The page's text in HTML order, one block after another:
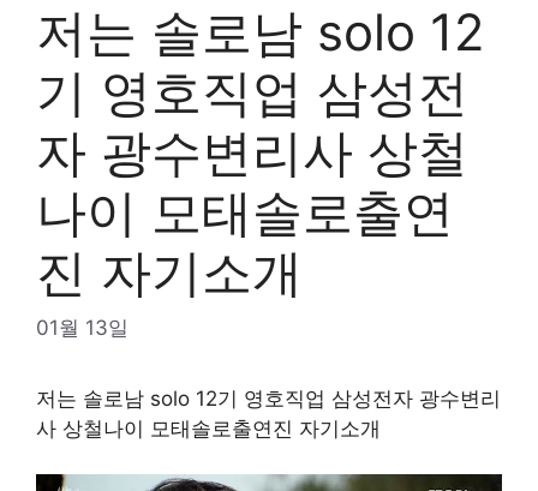
저는 솔로남 solo 12
기 영호직업 삼성전
자 광수변리사 상철
나이 모태솔로출연
진 자기소개
01월 13일
저는 솔로남 solo 12기 영호직업 삼성전자 광수변리
사 상철나이 모태솔로출연진 자기소개